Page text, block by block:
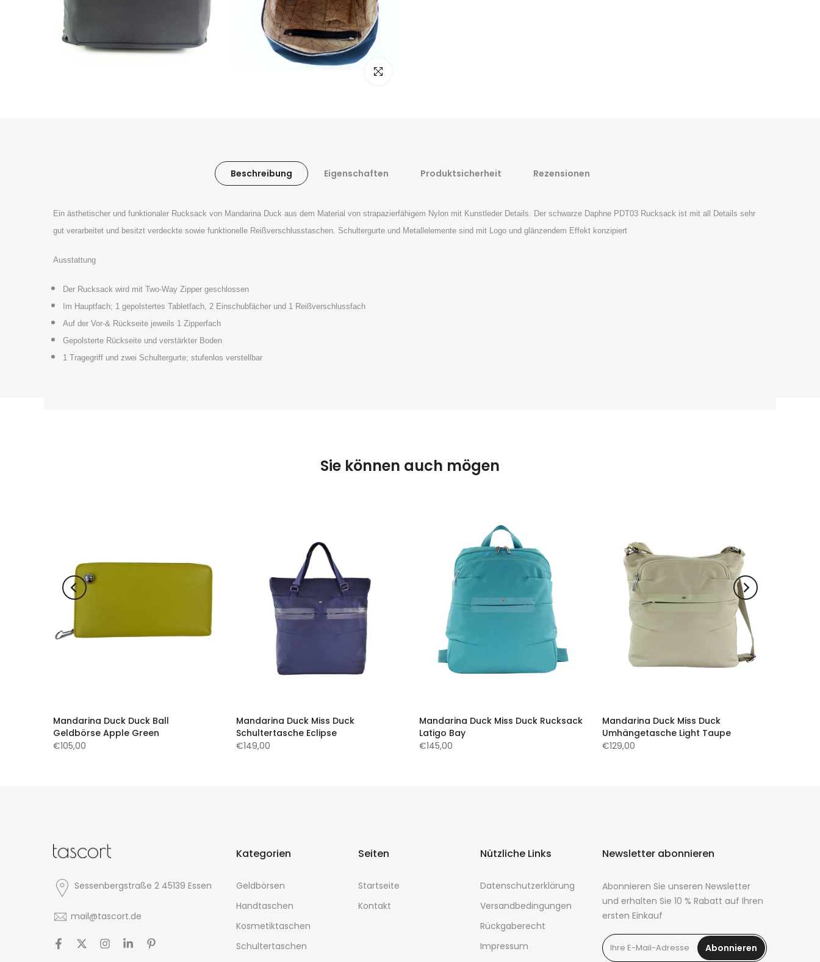
klicken um zu vergrößern
Beschreibung Eigenschaften Produktsicherheit Rezensionen
Ein ästhetischer und funktionaler Rucksack von Mandarina Duck aus dem Material von strapazierfähigem Nylon mit Kunstleder Details. Der schwarze Daphne PDT03 Rucksack ist mit all Details sehr
gut verarbeitet und besitzt verdeckte sowie funktionelle Reißverschlusstaschen. Schultergurte und Metallelemente sind mit Logo und glänzendem Effekt konzipiert
Ausstattung
Der Rucksack wird mit Two-Way Zipper geschlossen
Im Hauptfach; 1 gepolstertes Tabletfach, 2 Einschubfächer und 1 Reißverschlussfach
Auf der Vor-& Rückseite jeweils 1 Zipperfach
Gepolsterte Rückseite und verstärkter Boden
1 Tragegriff und zwei Schultergurte; stufenlos verstellbar
Sie können auch mögen
Mandarina Duck Duck Ball
Geldbörse Apple Green
€105,00
Mandarina Duck Miss Duck
Schultertasche Eclipse
€149,00
Mandarina Duck Miss Duck Rucksack
Latigo Bay
€145,00
Mandarina Duck Miss Duck
Umhängetasche Light Taupe
€129,00
Sessenbergstraße 2 45139 Essen
mail@tascort.de
Kategorien
Geldbörsen
Handtaschen
Kosmetiktaschen
Schultertaschen
Seiten
Startseite
Kontakt
Nützliche Links
Datenschutzerklärung
Versandbedingungen
Rückgaberecht
Impressum
Newsletter abonnieren
Abonnieren Sie unseren Newsletter
und erhalten Sie 10 % Rabatt auf Ihren
ersten Einkauf
Abonnieren